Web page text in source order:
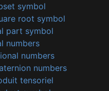
symbol
root symbol
part symbol
numbers
numbers
numbers
tensoriel